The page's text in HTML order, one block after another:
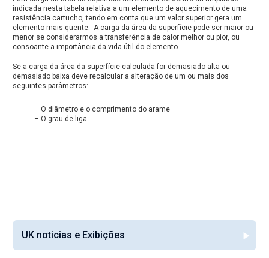
indicada nesta tabela relativa a um elemento de aquecimento de uma
resistência cartucho, tendo em conta que um valor superior gera um
elemento mais quente. A carga da área da superfície pode ser maior ou
menor se considerarmos a transferência de calor melhor ou pior, ou
consoante a importância da vida útil do elemento.
Se a carga da área da superfície calculada for demasiado alta ou
demasiado baixa deve recalcular a alteração de um ou mais dos
seguintes parâmetros:
– O diâmetro e o comprimento do arame
– O grau de liga
UK noticias e Exibições